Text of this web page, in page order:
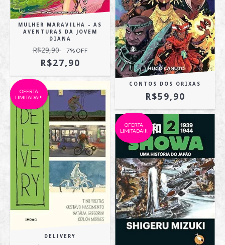
MULHER MARAVILHA - AS
AVENTURAS DA JOVEM
DIANA
R$29,90 7% OFF
R$27,90
CONTOS DOS ORIXAS
R$59,90
OFERTA
LIMITADA!!!
DELIVERY
OFERTA
LIMITADA!!!